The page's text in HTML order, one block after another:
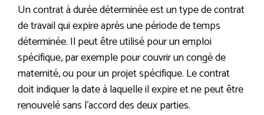
Un contrat à durée déterminée est un type de contrat
de travail qui expire après une période de temps
déterminée. Il peut être utilisé pour un emploi
spécifique, par exemple pour couvrir un congé de
maternité, ou pour un projet spécifique. Le contrat
doit indiquer la date à laquelle il expire et ne peut être
renouvelé sans l’accord des deux parties.